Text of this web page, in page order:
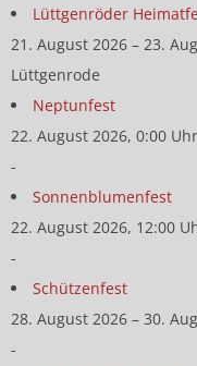
Lüttgenröder
21. August 2026 – 23.
Lüttgenrode
Neptunfest
22. August 2026, 0:00 Uhr
-
Sonnenblumenfest
22. August 2026, 12:00
-
Schützenfest
28. August 2026 – 30.
-